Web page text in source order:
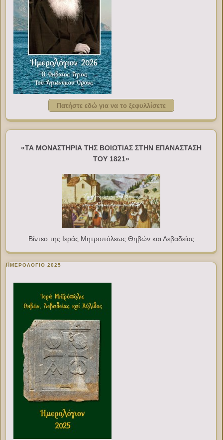
Πατήστε εδώ για να το ξεφυλλίσετε
«ΤΑ ΜΟΝΑΣΤΗΡΙΑ ΤΗΣ ΒΟΙΩΤΙΑΣ ΣΤΗΝ ΕΠΑΝΑΣΤΑΣΗ
ΤΟΥ 1821»
Βίντεο της Ιεράς Μητροπόλεως Θηβών και Λεβαδείας
ΗΜΕΡΟΛΟΓΙΟ 2025